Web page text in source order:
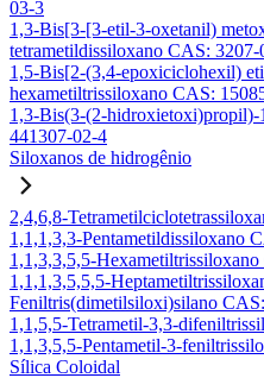
03-3
1,3-Bis[3-[3-etil-3-oxetanil)
tetrametildissiloxano CAS: 3207-
1,5-Bis[2-(3,4-epoxiciclohexil)
hexametiltrissiloxano CAS:
1,3-Bis(3-(2-
441307-02-4
Siloxanos de hidrogênio
2,4,6,8-
1,1,1,3,3-Pentametildissiloxano
1,1,3,3,5,5-
1,1,1,3,5,5,5-
Feniltris(dimetilsiloxi)silano
1,1,5,5-Tetrametil-3,3-
1,1,3,5,5-Pentametil-3-
Sílica Coloidal